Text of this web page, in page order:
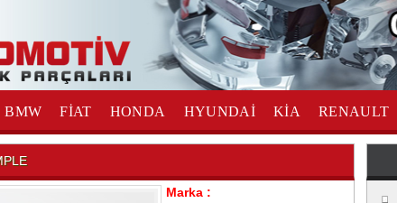
BMW FİAT HONDA HYUNDAİ KİA RENAULT
Marka :